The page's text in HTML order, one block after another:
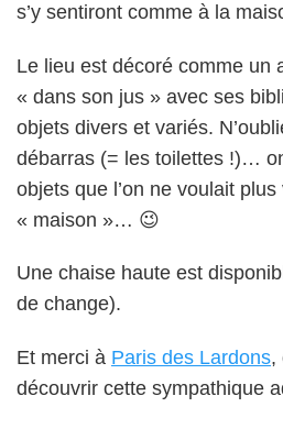
s’y sentiront comme à la
Le lieu est décoré comme un
« dans son jus » avec ses
objets divers et variés.
débarras (= les toilettes !)…
objets que l’on ne voulait
« maison »… 😉
Une chaise haute est
de change).
Et merci à Paris des Lardons,
découvrir cette sympathique